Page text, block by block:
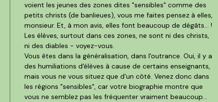
voient les jeunes des zones dites "sensibles" comme des
petits christs (de banlieues), vous me faites pensez à elles,
monsieur. Et, à mon avis, elles font beaucoup de dégâts... !
Les élèves, surtout dans ces zones, ne sont ni des christs,
ni des diables - voyez-vous.
Vous êtes dans la généralisation, dans l'outrance. Oui, il y a
des humiliations d'élèves à cause de certains enseignants,
mais vous ne vous situez que d'un côté. Venez donc dans
les régions "sensibles", car votre biographie montre que
vous ne semblez pas les fréquenter vraiment beaucoup...